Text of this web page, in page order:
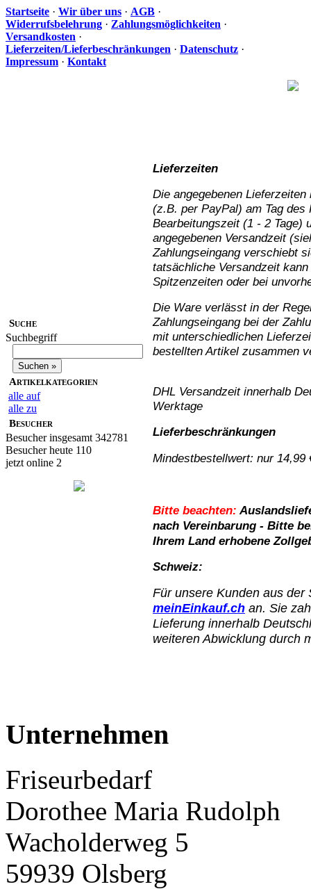
Startseite · Wir über uns · AGB ·
Widerrufsbelehrung · Zahlungsmöglichkeiten ·
Versandkosten ·
Lieferzeiten/Lieferbeschränkungen · Datenschutz ·
Impressum · Kontakt
Suche
Suchbegriff
Artikelkategorien
alle auf
alle zu
Besucher
Besucher insgesamt 342781
Besucher heute 110
jetzt online 2
Lieferzeiten
Die angegebenen
(z.B. per PayPal) am Tag
Bearbeitungszeit (1 - 2 Tage)
angegebenen Versandzeit
Zahlungseingang verschiebt
tatsächliche Versandzeit
Spitzenzeiten oder bei
Die Ware verlässt in der
Zahlungseingang bei der
mit unterschiedlichen
bestellten Artikel zusammen
DHL Versandzeit innerhalb
Werktage
Lieferbeschränkungen
Mindestbestellwert: nur 14,99
Bitte beachten:
nach Vereinbarung - Bitte
Ihrem Land erhobene
Schweiz:
Für unsere Kunden aus der
meinEinkauf.ch an. Sie
Lieferung innerhalb
weiteren Abwicklung durch
Unternehmen
Friseurbedarf
Dorothee Maria Rudolph
Wacholderweg 5
59939 Olsberg